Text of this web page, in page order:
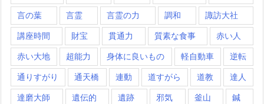
言の葉 言霊 言霊の力 調和 諏訪大社
講座時間 財宝 貫通力 質素な食事 赤い人
赤い大地 超能力 身体に良いもの 軽自動車 逆転
通りすがり 通天橋 連動 道すがら 道教 達人
達磨大師 遺伝的 遺跡 邪気 釜山 鍼